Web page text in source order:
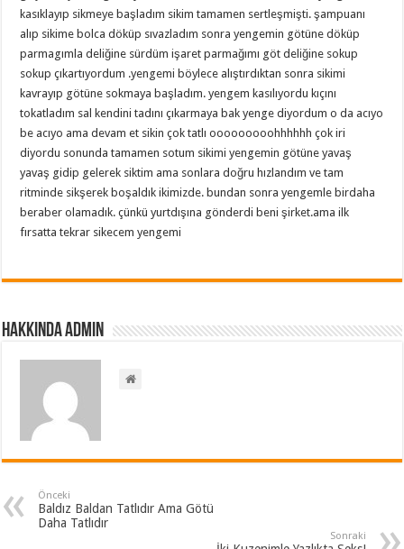
kasıklayıp sikmeye başladım sikim tamamen sertleşmişti. şampuanı
alıp sikime bolca döküp sıvazladım sonra yengemin götüne döküp
parmagımla deliğine sürdüm işaret parmağımı göt deliğine sokup
sokup çıkartıyordum .yengemi böylece alıştırdıktan sonra sikimi
kavrayıp götüne sokmaya başladım. yengem kasılıyordu kıçını
tokatladım sal kendini tadını çıkarmaya bak yenge diyordum o da acıyo
be acıyo ama devam et sikin çok tatlı ooooooooohhhhhh çok iri
diyordu sonunda tamamen sotum sikimi yengemin götüne yavaş
yavaş gidip gelerek siktim ama sonlara doğru hızlandım ve tam
ritminde sikşerek boşaldık ikimizde. bundan sonra yengemle birdaha
beraber olamadık. çünkü yurtdışına gönderdi beni şirket.ama ilk
fırsatta tekrar sikecem yengemi
Hakkında admin
Önceki
Baldız Baldan Tatlıdır Ama Götü
Daha Tatlıdır
Sonraki